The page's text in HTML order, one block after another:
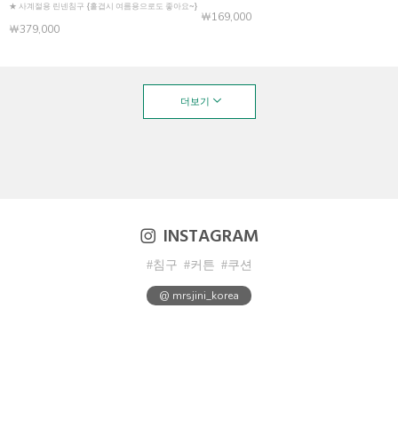
★ 사계절용 린넨침구 {홑겹시 여름용으로도 좋아요~}
￦379,000
￦169,000
더보기
INSTAGRAM
#침구 #커튼 #쿠션
@ mrsjini_korea